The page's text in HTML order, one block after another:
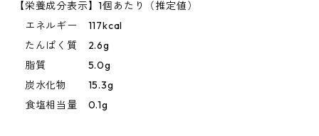
【栄養成分表示】1個あたり（推定値）
エネルギー 117kcal
たんぱく質 2.6g
脂質 5.0g
炭水化物 15.3g
食塩相当量 0.1g